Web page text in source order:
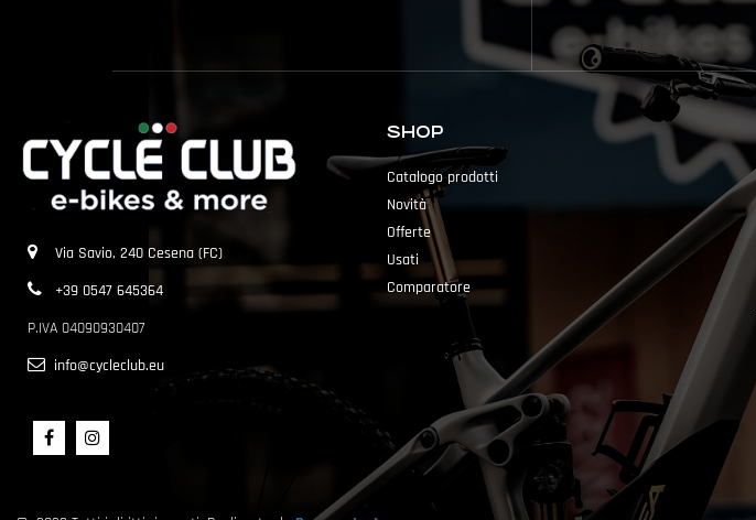
Via Savio, 240 Cesena (FC)
+39 0547 645364
P.IVA 04090930407
info@cycleclub.eu
SHOP
Catalogo prodotti
Novità
Offerte
Usati
Comparatore